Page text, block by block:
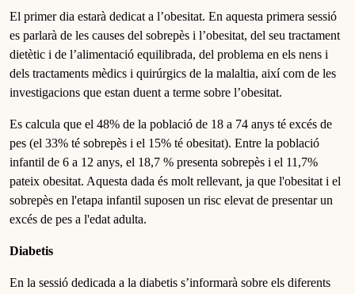
El primer dia estarà dedicat a l’obesitat. En aquesta primera sessió
es parlarà de les causes del sobrepès i l’obesitat, del seu tractament
dietètic i de l’alimentació equilibrada, del problema en els nens i
dels tractaments mèdics i quirúrgics de la malaltia, així com de les
investigacions que estan duent a terme sobre l’obesitat.
Es calcula que el 48% de la població de 18 a 74 anys té excés de
pes (el 33% té sobrepès i el 15% té obesitat). Entre la població
infantil de 6 a 12 anys, el 18,7 % presenta sobrepès i el 11,7%
pateix obesitat. Aquesta dada és molt rellevant, ja que l'obesitat i el
sobrepès en l'etapa infantil suposen un risc elevat de presentar un
excés de pes a l'edat adulta.
Diabetis
En la sessió dedicada a la diabetis s’informarà sobre els diferents